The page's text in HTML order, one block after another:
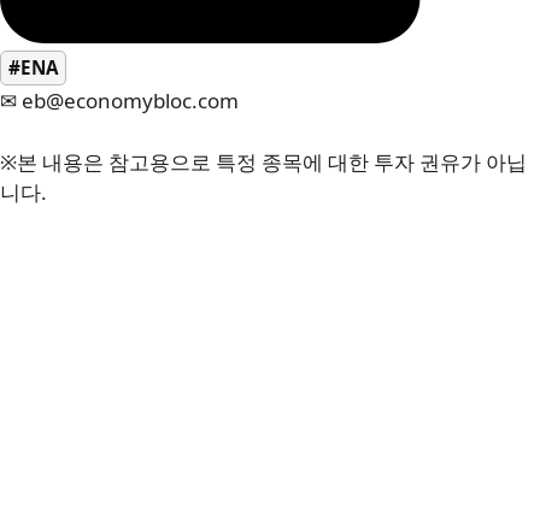
#ENA
✉ eb@economybloc.com
※본 내용은 참고용으로 특정 종목에 대한 투자 권유가 아닙
니다.